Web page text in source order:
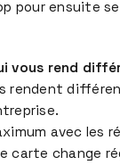
pour ensuite
vous rend
rendent
avec les
carte change